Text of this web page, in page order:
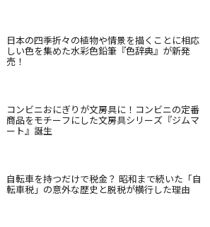
日本の四季折々の植物や情景を描くことに相応
しい色を集めた水彩色鉛筆『色辞典』が新発
売！
コンビニおにぎりが文房具に！コンビニの定番
商品をモチーフにした文房具シリーズ『ジムマ
ート』誕生
自転車を持つだけで税金？ 昭和まで続いた「自
転車税」の意外な歴史と脱税が横行した理由